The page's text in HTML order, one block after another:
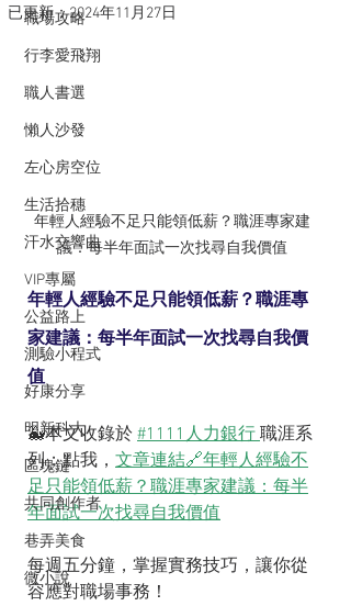
職場攻略
行李愛飛翔
職人書選
懶人沙發
左心房空位
生活拾穗
汗水交響曲
VIP專屬
公益路上
測驗小程式
好康分享
明新科大
區塊鏈
共同創作者
巷弄美食
微小說
已更新：2024年11月27日
年輕人經驗不足只能領低薪？職涯專家建
議：每半年面試一次找尋自我價值
年輕人經驗不足只能領低薪？職涯專
家建議：每半年面試一次找尋自我價
值
🐳本文收錄於 #1111人力銀行 職涯系
列；點我， 文章連結🔗年輕人經驗不
足只能領低薪？職涯專家建議：每半
年面試一次找尋自我價值
每週五分鐘，掌握實務技巧，讓你從
容應對職場事務！